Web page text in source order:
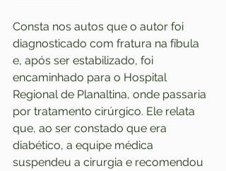
Consta nos autos que o autor foi
diagnosticado com fratura na fíbula
e, após ser estabilizado, foi
encaminhado para o Hospital
Regional de Planaltina, onde passaria
por tratamento cirúrgico. Ele relata
que, ao ser constado que era
diabético, a equipe médica
suspendeu a cirurgia e recomendou